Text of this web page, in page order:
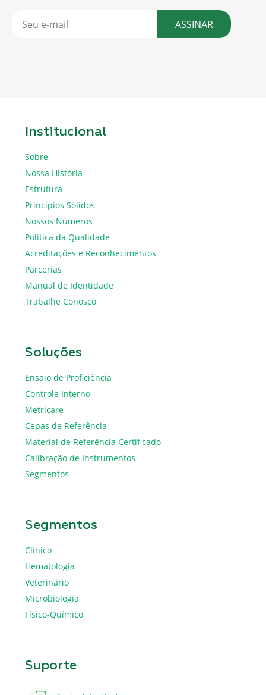
ASSINAR
Institucional
Sobre
Nossa História
Estrutura
Princípios Sólidos
Nossos Números
Política da Qualidade
Acreditações e Reconhecimentos
Parcerias
Manual de Identidade
Trabalhe Conosco
Soluções
Ensaio de Proficiência
Controle Interno
Metricare
Cepas de Referência
Material de Referência Certificado
Calibração de Instrumentos
Segmentos
Segmentos
Clínico
Hematologia
Veterinário
Microbiologia
Físico-Químico
Suporte